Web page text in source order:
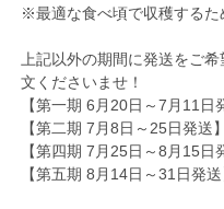
※最適な食べ頃で収穫するた
上記以外の期間に発送をご
文くださいませ！
【第一期 6月20日～7月11
【第二期 7月8日～25日発送
【第四期 7月25日～8月15
【第五期 8月14日～31日発